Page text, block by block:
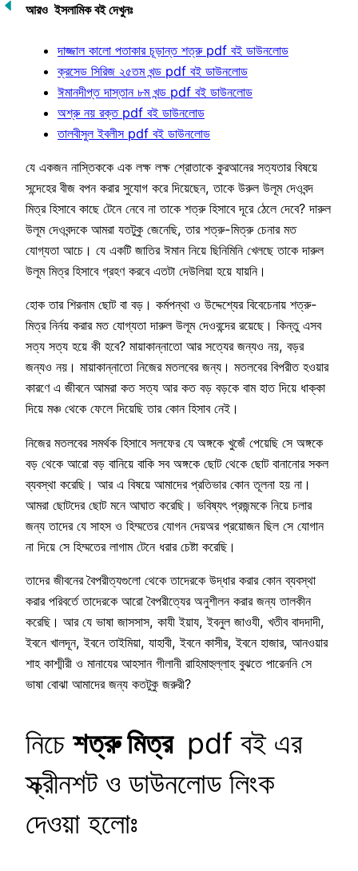
আরও ইসলামিক বই দেখুনঃ
দাজ্জাল কালো পতাকার চূড়ান্ত শত্রু pdf বই ডাউনলোড
ক্রসেড সিরিজ ২৫তম খন্ড pdf বই ডাউনলোড
ঈমানদীপ্ত দাস্তান ৮ম খন্ড pdf বই ডাউনলোড
অশ্রু নয় রক্ত pdf বই ডাউনলোড
তালবীসুল ইবলীস pdf বই ডাউনলোড
যে একজন নাস্তিককে এক লক্ষ লক্ষ শ্রোতাকে কুরআনের সত্যতার বিষয়ে
সন্দেহের বীজ বপন করার সুযোগ করে দিয়েছেন, তাকে উরুল উলূম দেওবন্দ
মিত্র হিসাবে কাছে টেনে নেবে না তাকে শত্রু হিসাবে দূরে ঠেলে দেবে? দারুল
উলূম দেওবন্দকে আমরা যতটুকু জেনেছি, তার শত্রু-মিত্রু চেনার মত
যোগ্যতা আচে। যে একটি জাতির ঈমান নিয়ে ছিনিমিনি খেলছে তাকে দারুল
উলূম মিত্র হিসাবে গ্রহণ করবে এতটা দেউলিয়া হয়ে যায়নি।
হোক তার শিরনাম ছোট বা বড়। কর্মপন্থা ও উদ্দেশ্যের বিবেচেনায় শত্রু-
মিত্র নির্নয় করার মত যোগ্যতা দারুল উলূম দেওবন্দের রয়েছে। কিন্তু এসব
সত্য সত্য হয়ে কী হবে? মায়াকান্নাতো আর সত্যের জন্যও নয়, বড়র
জন্যও নয়। মায়াকান্নাতো নিজের মতলবের জন্য। মতলবের বিপরীত হওয়ার
কারণে এ জীবনে আমরা কত সত্য আর কত বড় বড়কে বাম হাত দিয়ে ধাক্কা
দিয়ে মঞ্চ থেকে ফেলে দিয়েছি তার কোন হিসাব নেই।
নিজের মতলবের সমর্থক হিসাবে সলফের যে অঙ্গকে খুজেঁ পেয়েছি সে অঙ্গকে
বড় থেকে আরো বড় বানিয়ে বাকি সব অঙ্গকে ছোট থেকে ছোট বানানোর সকল
ব্যবস্থা করেছি। আর এ বিষয়ে আমাদের প্রতিভার কোন তূলনা হয় না।
আমরা ছোটদের ছোট মনে আঘাত করেছি। ভবিষ্যৎ প্রজন্মকে নিয়ে চলার
জন্য তাদের যে সাহস ও হিম্মতের যোগন দেয়অর প্রয়োজন ছিল সে যোগান
না দিয়ে সে হিম্মতের লাগাম টেনে ধরার চেষ্টা করেছি।
তাদের জীবনের বৈপরীত্যগুলো থেকে তাদেরকে উদ্ধার করার কোন ব্যবস্থা
করার পরিবর্তে তাদেরকে আরো বৈপরীত্যের অনুশীলন করার জন্য তালকীন
করেছি। আর যে ভাষা জাসসাস, কাযী ইয়ায, ইবনুল জাওযী, খতীব বাদদাদী,
ইবনে খালদূন, ইবনে তাইমিয়া, যাহাবী, ইবনে কাসীর, ইবনে হাজার, আনওয়ার
শাহ কাশ্মীরী ও মানাযের আহসান গীলানী রাহিমাহুল্লাহ বুঝতে পারেননি সে
ভাষা বোঝা আমাদের জন্য কতটুকু জরুরী?
নিচে শত্রু মিত্র pdf বই এর
স্ক্রীনশট ও ডাউনলোড লিংক
দেওয়া হলোঃ